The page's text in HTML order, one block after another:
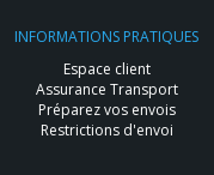
INFORMATIONS PRATIQUES
Espace client
Assurance Transport
Préparez vos envois
Restrictions d'envoi